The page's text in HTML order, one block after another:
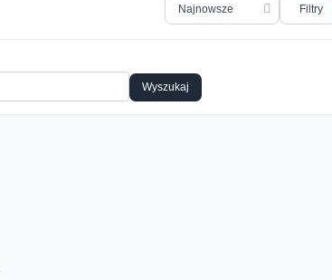
Filtry
Wyszukaj